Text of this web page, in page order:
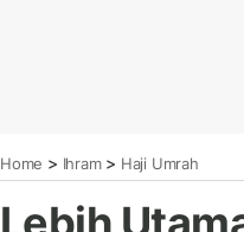
Home > Ihram> Haji Umrah